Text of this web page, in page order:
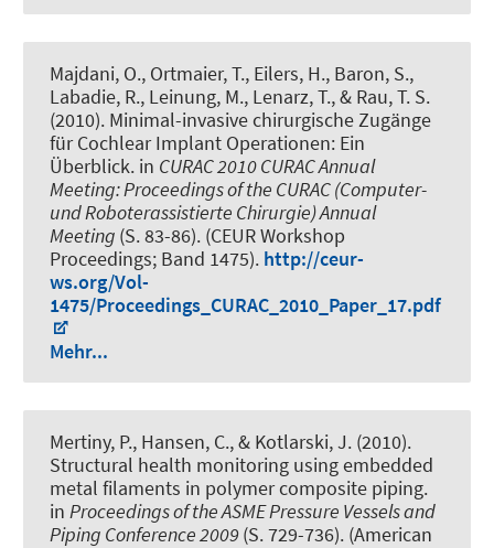
Majdani, O., Ortmaier, T., Eilers, H., Baron, S.,
Labadie, R., Leinung, M., Lenarz, T., & Rau, T. S.
(2010). Minimal-invasive chirurgische Zugänge
für Cochlear Implant Operationen: Ein
Überblick. in CURAC 2010 CURAC Annual
Meeting: Proceedings of the CURAC (Computer-
und Roboterassistierte Chirurgie) Annual
Meeting (S. 83-86). (CEUR Workshop
Proceedings; Band 1475). http://ceur-
ws.org/Vol-
1475/Proceedings_CURAC_2010_Paper_17.pdf
Mehr...
Mertiny, P., Hansen, C., & Kotlarski, J. (2010).
Structural health monitoring using embedded
metal filaments in polymer composite piping.
in Proceedings of the ASME Pressure Vessels and
Piping Conference 2009(S. 729-736). (American